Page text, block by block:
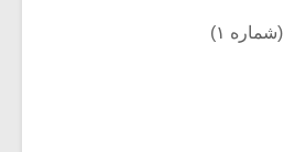
(شماره ۱)